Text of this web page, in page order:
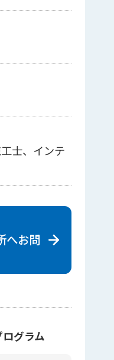
士、インテ
へお問
グラム